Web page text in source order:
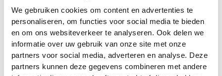
We gebruiken cookies om content en advertenties te
personaliseren, om functies voor social media te bieden
en om ons websiteverkeer te analyseren. Ook delen we
informatie over uw gebruik van onze site met onze
partners voor social media, adverteren en analyse. Deze
partners kunnen deze gegevens combineren met andere
Vraag & antwoord
De meest voorkomende vragen over onze dienst vind
je hier.
Bekijk alle antwoorden